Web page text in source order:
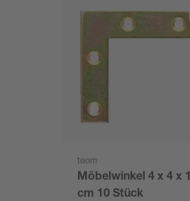
toom
Möbelwinkel 4 x 4 x 1
cm 10 Stück